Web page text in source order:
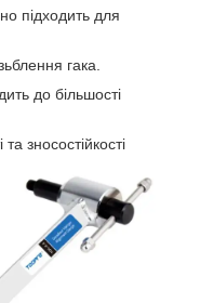
підходить для
гака.
до більшості
зносостійкості